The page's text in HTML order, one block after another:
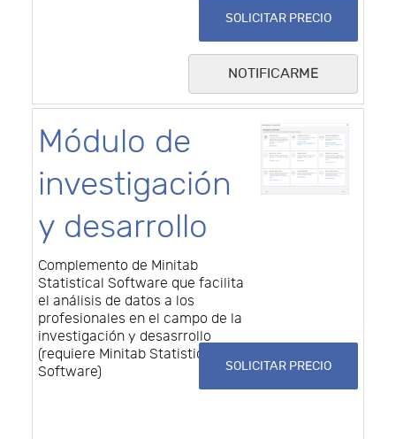
SOLICITAR PRECIO
NOTIFICARME
Módulo de
investigación
y desarrollo
Complemento de Minitab
Statistical Software que facilita
el análisis de datos a los
profesionales en el campo de la
investigación y desasrrollo
(requiere Minitab Statistical
Software)
SOLICITAR PRECIO